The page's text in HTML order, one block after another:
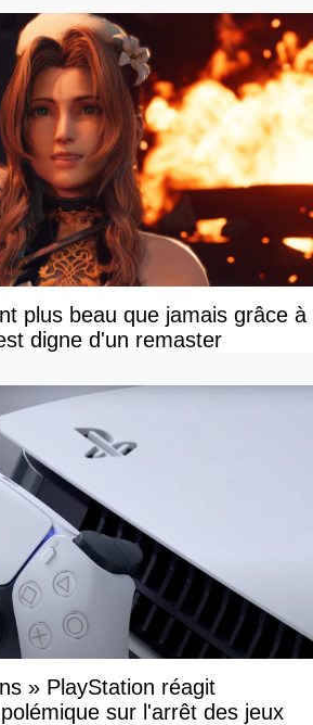
plus beau que jamais grâce à
digne d'un remaster
» PlayStation réagit
sur l'arrêt des jeux